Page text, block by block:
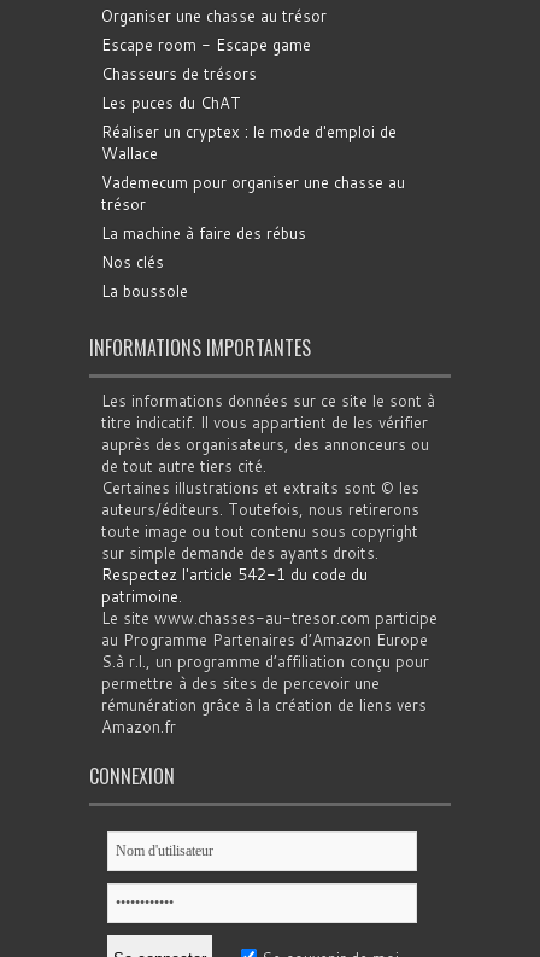
Organiser une chasse au trésor
Escape room - Escape game
Chasseurs de trésors
Les puces du ChAT
Réaliser un cryptex : le mode d'emploi de
Wallace
Vademecum pour organiser une chasse au
trésor
La machine à faire des rébus
Nos clés
La boussole
INFORMATIONS IMPORTANTES
Les informations données sur ce site le sont à
titre indicatif. Il vous appartient de les vérifier
auprès des organisateurs, des annonceurs ou
de tout autre tiers cité.
Certaines illustrations et extraits sont © les
auteurs/éditeurs. Toutefois, nous retirerons
toute image ou tout contenu sous copyright
sur simple demande des ayants droits.
Respectez l'article 542-1 du code du
patrimoine.
Le site www.chasses-au-tresor.com participe
au Programme Partenaires d’Amazon Europe
S.à r.l., un programme d’affiliation conçu pour
permettre à des sites de percevoir une
rémunération grâce à la création de liens vers
Amazon.fr
CONNEXION